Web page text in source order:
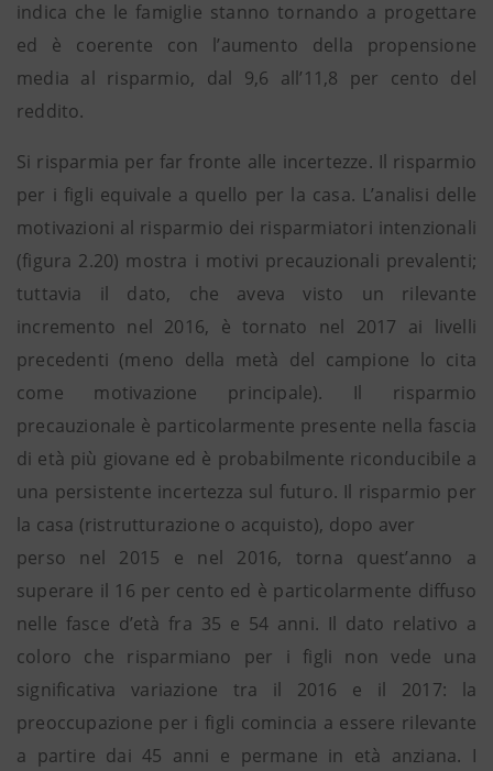
indica che le famiglie stanno tornando a progettare
ed è coerente con l’aumento della propensione
media al risparmio, dal 9,6 all’11,8 per cento del
reddito.
Si risparmia per far fronte alle incertezze. Il risparmio
per i figli equivale a quello per la casa. L’analisi delle
motivazioni al risparmio dei risparmiatori intenzionali
(figura 2.20) mostra i motivi precauzionali prevalenti;
tuttavia il dato, che aveva visto un rilevante
incremento nel 2016, è tornato nel 2017 ai livelli
precedenti (meno della metà del campione lo cita
come motivazione principale). Il risparmio
precauzionale è particolarmente presente nella fascia
di età più giovane ed è probabilmente riconducibile a
una persistente incertezza sul futuro. Il risparmio per
la casa (ristrutturazione o acquisto), dopo aver
perso nel 2015 e nel 2016, torna quest’anno a
superare il 16 per cento ed è particolarmente diffuso
nelle fasce d’età fra 35 e 54 anni. Il dato relativo a
coloro che risparmiano per i figli non vede una
significativa variazione tra il 2016 e il 2017: la
preoccupazione per i figli comincia a essere rilevante
a partire dai 45 anni e permane in età anziana. I